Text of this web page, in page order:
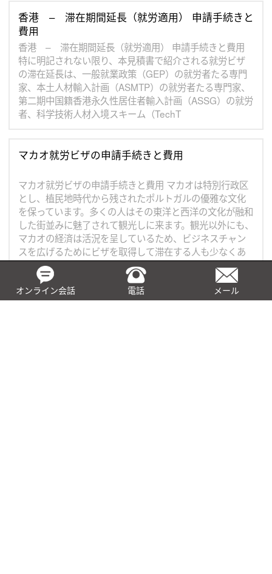
香港 – 滞在期間延長（就労適用） 申請手続きと
費用
香港 – 滞在期間延長（就労適用） 申請手続きと費用
特に明記されない限り、本見積書で紹介される就労ビザ
の滞在延長は、一般就業政策（GEP）の就労者たる専門
家、本土人材輸入計画（ASMTP）の就労者たる専門家、
第二期中国籍香港永久性居住者輸入計画（ASSG）の就労
者、科学技術人材入境スキーム（TechT
マカオ就労ビザの申請手続きと費用
マカオ就労ビザの申請手続きと費用 マカオは特別行政区
とし、植民地時代から残されたポルトガルの優雅な文化
を保っています。多くの人はその東洋と西洋の文化が融和
した街並みに魅了されて観光しに来ます。観光以外にも、
マカオの経済は活況を呈しているため、ビジネスチャン
スを広げるためにビザを取得して滞在する人も少なくあ
りません。 マカオで就労を希望
オンライン会話 電話 メール